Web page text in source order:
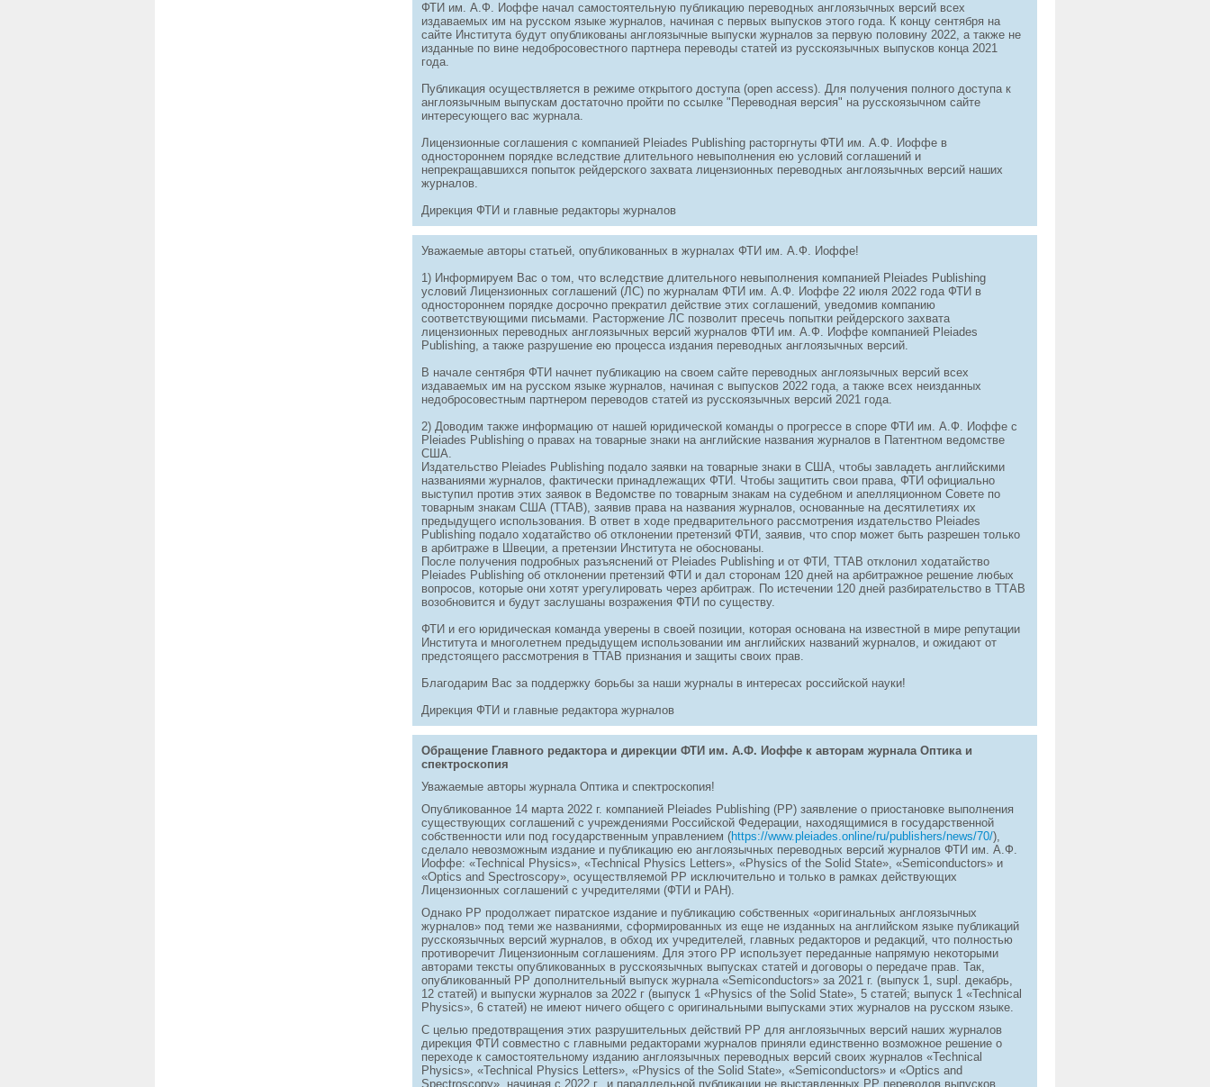
ФТИ им. А.Ф. Иоффе начал самостоятельную публикацию переводных англоязычных версий всех
издаваемых им на русском языке журналов, начиная с первых выпусков этого года. К концу сентября на
сайте Института будут опубликованы англоязычные выпуски журналов за первую половину 2022, а также не
изданные по вине недобросовестного партнера переводы статей из русскоязычных выпусков конца 2021
года.
Публикация осуществляется в режиме открытого доступа (open access). Для получения полного доступа к
англоязычным выпускам достаточно пройти по ссылке "Переводная версия" на русскоязычном сайте
интересующего вас журнала.
Лицензионные соглашения c компанией Pleiades Publishing расторгнуты ФТИ им. А.Ф. Иоффе в
одностороннем порядке вследствие длительного невыполнения ею условий соглашений и
непрекращавшихся попыток рейдерского захвата лицензионных переводных англоязычных версий наших
журналов.
Дирекция ФТИ и главные редакторы журналов
Уважаемые авторы статьей, опубликованных в журналах ФТИ им. А.Ф. Иоффе!
1) Информируем Вас о том, что вследствие длительного невыполнения компанией Pleiades Publishing
условий Лицензионных соглашений (ЛС) по журналам ФТИ им. А.Ф. Иоффе 22 июля 2022 года ФТИ в
одностороннем порядке досрочно прекратил действие этих соглашений, уведомив компанию
соответствующими письмами. Расторжение ЛС позволит пресечь попытки рейдерского захвата
лицензионных переводных англоязычных версий журналов ФТИ им. А.Ф. Иоффе компанией Pleiades
Publishing, а также разрушение ею процесса издания переводных англоязычных версий.
В начале сентября ФТИ начнет публикацию на своем сайте переводных англоязычных версий всех
издаваемых им на русском языке журналов, начиная с выпусков 2022 года, а также всех неизданных
недобросовестным партнером переводов статей из русскоязычных версий 2021 года.
2) Доводим также информацию от нашей юридической команды о прогрессе в споре ФТИ им. А.Ф. Иоффе с
Pleiades Publishing о правах на товарные знаки на английские названия журналов в Патентном ведомстве
США.
Издательство Pleiades Publishing подало заявки на товарные знаки в США, чтобы завладеть английскими
названиями журналов, фактически принадлежащих ФТИ. Чтобы защитить свои права, ФТИ официально
выступил против этих заявок в Ведомстве по товарным знакам на судебном и апелляционном Совете по
товарным знакам США (TTAB), заявив права на названия журналов, основанные на десятилетиях их
предыдущего использования. В ответ в ходе предварительного рассмотрения издательство Pleiades
Publishing подало ходатайство об отклонении претензий ФТИ, заявив, что спор может быть разрешен только
в арбитраже в Швеции, а претензии Института не обоснованы.
После получения подробных разъяснений от Pleiades Publishing и от ФТИ, TTAB отклонил ходатайство
Pleiades Publishing об отклонении претензий ФТИ и дал сторонам 120 дней на арбитражное решение любых
вопросов, которые они хотят урегулировать через арбитраж. По истечении 120 дней разбирательство в ТТАВ
возобновится и будут заслушаны возражения ФТИ по существу.
ФТИ и его юридическая команда уверены в своей позиции, которая основана на известной в мире репутации
Института и многолетнем предыдущем использовании им английских названий журналов, и ожидают от
предстоящего рассмотрения в TTAB признания и защиты своих прав.
Благодарим Вас за поддержку борьбы за наши журналы в интересах российской науки!
Дирекция ФТИ и главные редактора журналов
Обращение Главного редактора и дирекции ФТИ им. А.Ф. Иоффе к авторам журнала Оптика и
спектроскопия
Уважаемые авторы журнала Оптика и спектроскопия!
Опубликованное 14 марта 2022 г. компанией Pleiades Publishing (PP) заявление о приостановке выполнения
существующих соглашений с учреждениями Российской Федерации, находящимися в государственной
собственности или под государственным управлением (https://www.pleiades.online/ru/publishers/news/70/),
сделало невозможным издание и публикацию ею англоязычных переводных версий журналов ФТИ им. А.Ф.
Иоффе: «Technical Physics», «Technical Physics Letters», «Physics of the Solid State», «Semiconductors» и
«Optics and Spectroscopy», осуществляемой PP исключительно и только в рамках действующих
Лицензионных соглашений с учредителями (ФТИ и РАН).
Однако PP продолжает пиратское издание и публикацию собственных «оригинальных англоязычных
журналов» под теми же названиями, сформированных из еще не изданных на английском языке публикаций
русскоязычных версий журналов, в обход их учредителей, главных редакторов и редакций, что полностью
противоречит Лицензионным соглашениям. Для этого РР использует переданные напрямую некоторыми
авторами тексты опубликованных в русскоязычных выпусках статей и договоры о передаче прав. Так,
опубликованный РР дополнительный выпуск журнала «Semiconductors» за 2021 г. (выпуск 1, supl. декабрь,
12 статей) и выпуски журналов за 2022 г (выпуск 1 «Physics of the Solid State», 5 статей; выпуск 1 «Technical
Physics», 6 статей) не имеют ничего общего с оригинальными выпусками этих журналов на русском языке.
С целью предотвращения этих разрушительных действий PP для англоязычных версий наших журналов
дирекция ФТИ совместно с главными редакторами журналов приняли единственно возможное решение о
переходе к самостоятельному изданию англоязычных переводных версий своих журналов «Technical
Physics», «Technical Physics Letters», «Physics of the Solid State», «Semiconductors» и «Optics and
Spectroscopy», начиная с 2022 г., и параллельной публикации не выставленных PP переводов выпусков